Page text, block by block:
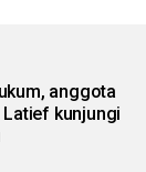
anggota
Latief kunjungi